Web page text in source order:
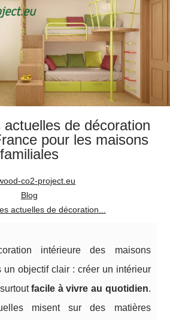
de décoration
pour les maisons
familiales
co2-project.eu
Blog
actuelles de décoration...
intérieure des maisons
objectif clair : créer un intérieur
facile à vivre au quotidien.
misent sur des matières